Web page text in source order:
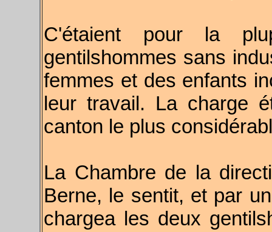
C'étaient pour la
gentilshommes sans
femmes et des enfants
leur travail. La charge
canton le plus
La Chambre de la
Berne, le sentit, et par
chargea les deux